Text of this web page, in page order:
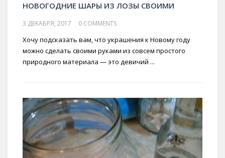
НОВОГОДНИЕ ШАРЫ ИЗ ЛОЗЫ СВОИМИ
3 ДЕКАБРЯ, 2017 0 COMMENTS
Хочу подсказать вам, что украшения к Новому году
можно сделать своими руками из совсем простого
природного материала — это девичий ...